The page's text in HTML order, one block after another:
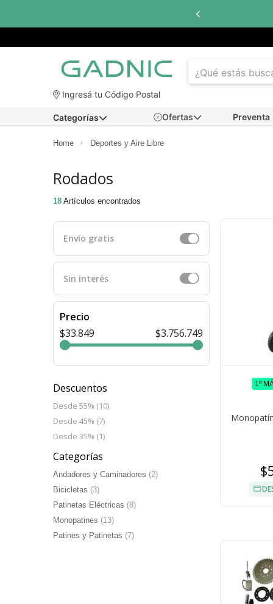
con todos los bancos
Ingresá tu Código Postal
Ofertas Preventa
Categorías
Home Deportes y Aire Libre
Rodados
18 Artículos encontrados
Envío gratis
Sin interés
Precio
$33.849
$3.756.749
Descuentos
Desde 55% (10)
Desde 45% (7)
Desde 35% (1)
Categorías
Andadores y Caminadores (2)
Bicicletas (3)
Patinetas Eléctricas (8)
Monopatines (13)
Patines y Patinetas (7)
1º